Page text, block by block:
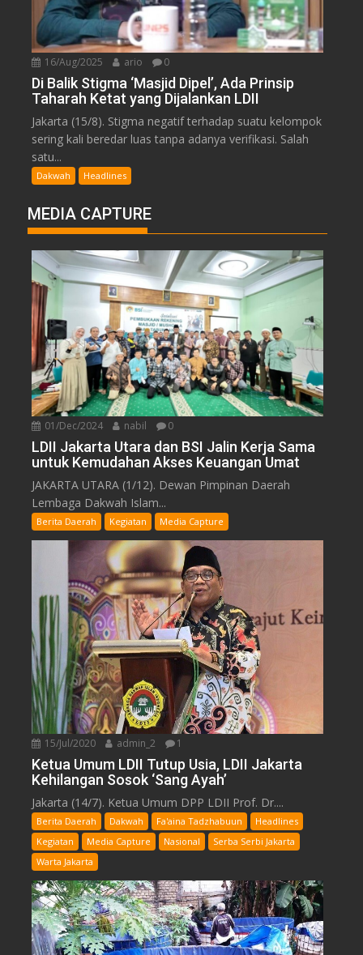
16/Aug/2025 ario 0
Di Balik Stigma ‘Masjid Dipel’, Ada Prinsip
Taharah Ketat yang Dijalankan LDII
Jakarta (15/8). Stigma negatif terhadap suatu kelompok
sering kali beredar luas tanpa adanya verifikasi. Salah
satu...
Dakwah Headlines
MEDIA CAPTURE
01/Dec/2024 nabil 0
LDII Jakarta Utara dan BSI Jalin Kerja Sama
untuk Kemudahan Akses Keuangan Umat
JAKARTA UTARA (1/12). Dewan Pimpinan Daerah
Lembaga Dakwah Islam...
Berita Daerah Kegiatan Media Capture
15/Jul/2020 admin_2 1
Ketua Umum LDII Tutup Usia, LDII Jakarta
Kehilangan Sosok ‘Sang Ayah’
Jakarta (14/7). Ketua Umum DPP LDII Prof. Dr....
Berita Daerah Dakwah Fa'aina Tadzhabuun
Headlines
Kegiatan
Media Capture Nasional
Serba Serbi Jakarta
Warta Jakarta